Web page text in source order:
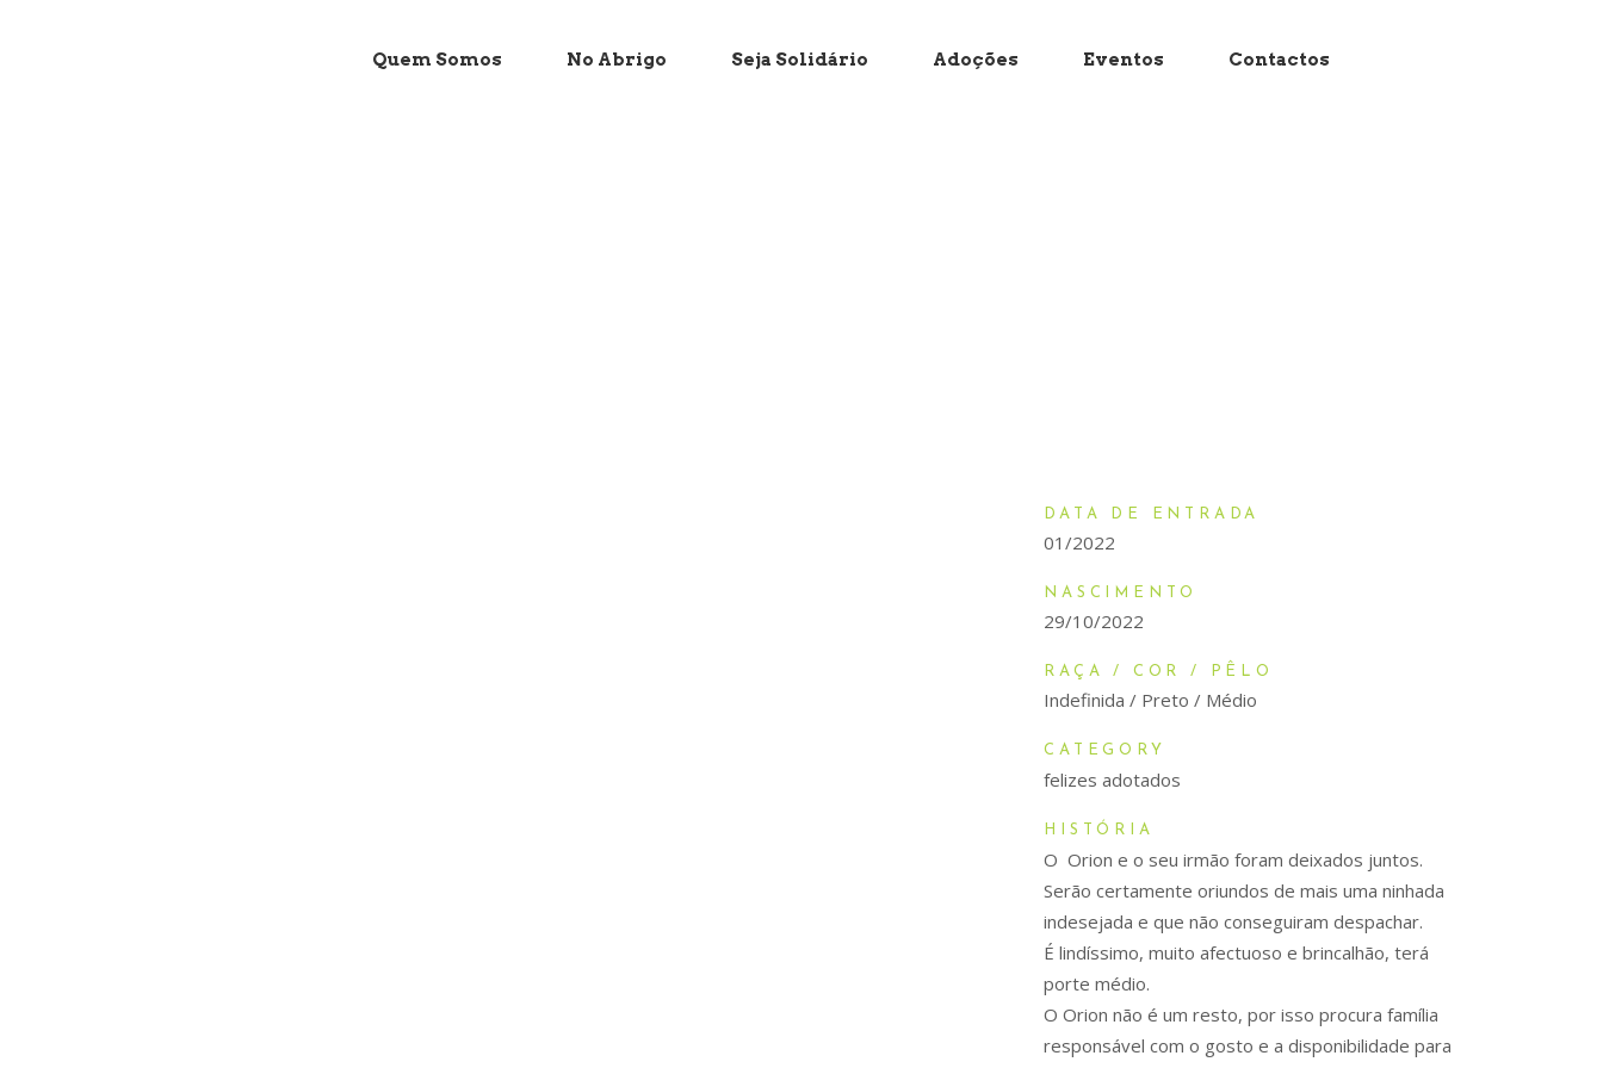
Quem Somos No Abrigo Seja Solidário Adoções Eventos Contactos
DATA DE ENTRADA
01/2022
NASCIMENTO
29/10/2022
RAÇA / COR / PÊLO
Indefinida / Preto / Médio
CATEGORY
felizes adotados
HISTÓRIA
O Orion e o seu irmão foram deixados juntos.
Serão certamente oriundos de mais uma ninhada
indesejada e que não conseguiram despachar.
É lindíssimo, muito afectuoso e brincalhão, terá
porte médio.
O Orion não é um resto, por isso procura família
responsável com o gosto e a disponibilidade para